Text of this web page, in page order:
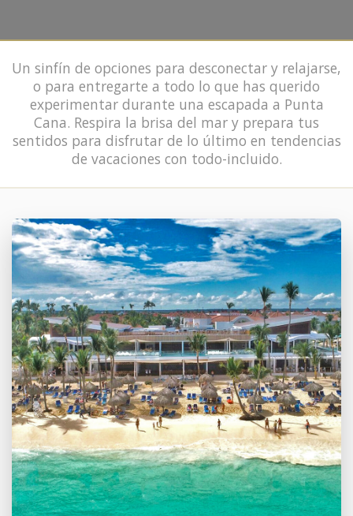
Un sinfín de opciones para desconectar y relajarse,
o para entregarte a todo lo que has querido
experimentar durante una escapada a Punta
Cana. Respira la brisa del mar y prepara tus
sentidos para disfrutar de lo último en tendencias
de vacaciones con todo-incluido.